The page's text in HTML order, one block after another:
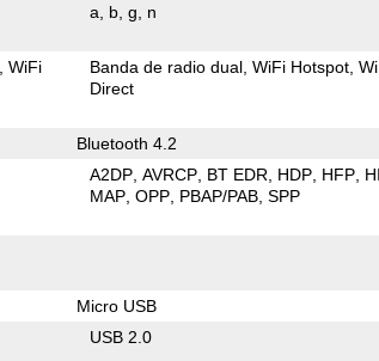
a b g n
WiFi
Banda de radio dual WiFi Hotspot
Direct
Bluetooth 4.2
A2DP AVRCP BT EDR HDP HFP
MAP OPP PBAP/PAB SPP
Micro USB
USB 2.0